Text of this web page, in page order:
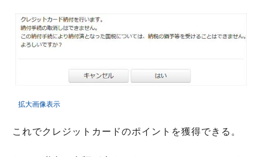
拡大画像表示
これでクレジットカードのポイントを獲得できる。